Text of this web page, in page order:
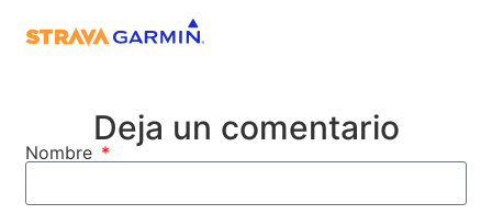
Deja un comentario
Nombre